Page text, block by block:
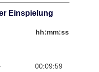
Einspielung
hh:mm:ss
00:09:59